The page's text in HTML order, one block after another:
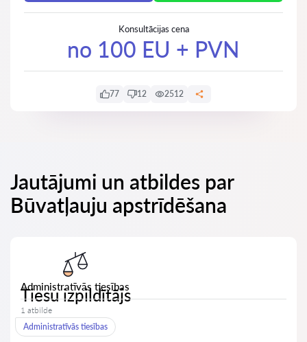
Konsultācijas cena
no 100 EU + PVN
77 12 2512
Jautājumi un atbildes par
Būvatļauju apstrīdēšana
Administratīvās tiesības
Tiesu izpildītājs
1 atbilde
Administratīvās tiesības